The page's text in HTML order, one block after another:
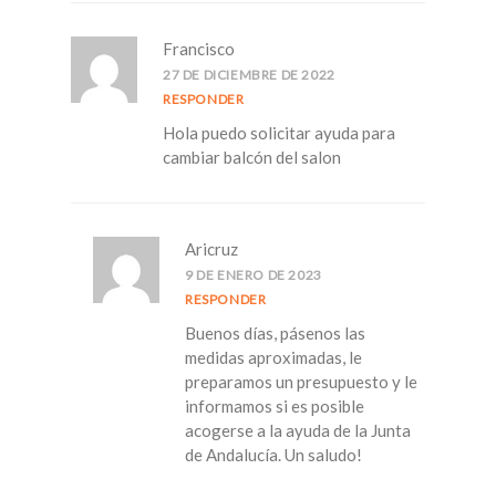
Francisco
27 DE DICIEMBRE DE 2022
RESPONDER
Hola puedo solicitar ayuda para
cambiar balcón del salon
Aricruz
9 DE ENERO DE 2023
RESPONDER
Buenos días, pásenos las
medidas aproximadas, le
preparamos un presupuesto y le
informamos si es posible
acogerse a la ayuda de la Junta
de Andalucía. Un saludo!